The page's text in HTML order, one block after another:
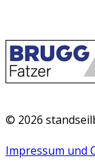
© 2026
Impressum und